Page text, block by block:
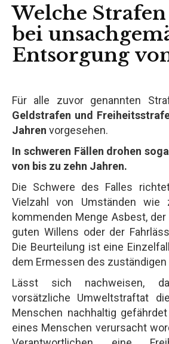
Welche
bei
Entsorgung
Für alle zuvor genannten
Geldstrafen und
Jahren vorgesehen.
In schweren Fällen drohen
von bis zu zehn Jahren.
Die Schwere des Falles
Vielzahl von Umständen
kommenden Menge Asbest,
guten Willens oder der
Die Beurteilung ist eine
dem Ermessen des
Lässt sich nachweisen,
vorsätzliche Umweltstraftat
Menschen nachhaltig
eines Menschen verursacht